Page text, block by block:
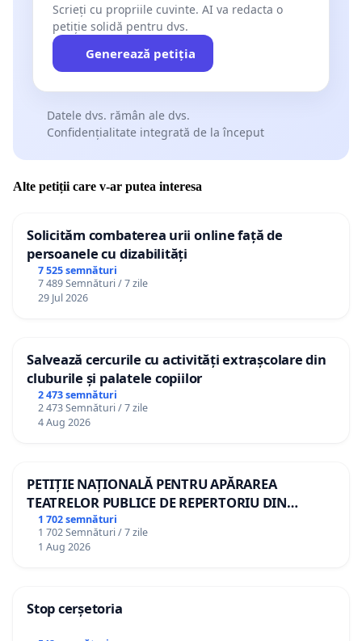
István Király V.
Lista rămâne deschisă.
Scrieți cu propriile cuvinte. AI va redacta o
petiție solidă pentru dvs.
Generează petiția
Datele dvs. rămân ale dvs.
Confidențialitate integrată de la început
Alte petiții care v-ar putea interesa
Solicităm combaterea urii online față de
persoanele cu dizabilități
7 525 semnături
7 489 Semnături / 7 zile
29 Jul 2026
Salvează cercurile cu activități extrașcolare din
cluburile și palatele copiilor
2 473 semnături
2 473 Semnături / 7 zile
4 Aug 2026
PETIȚIE NAȚIONALĂ PENTRU APĂRAREA
TEATRELOR PUBLICE DE REPERTORIU DIN
ROMÂNIA
1 702 semnături
1 702 Semnături / 7 zile
1 Aug 2026
Stop cerșetoria